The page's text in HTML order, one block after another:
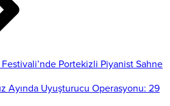
Portekizli Piyanist Sahne
Ayında Uyuşturucu Operasyonu: 29